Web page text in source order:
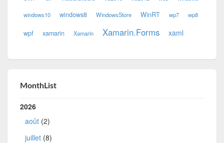
windows10 windows8 WindowsStore WinRT wp7 wp8
wpf xamarin Xamarin Xamarin.Forms xaml
MonthList
2026
août (2)
juillet (8)